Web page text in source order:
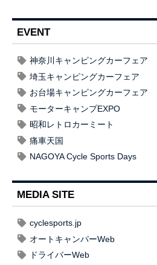
EVENT
神奈川キャンピングカーフェア
埼玉キャンピングカーフェア
お台場キャンピングカーフェア
モーターキャンプEXPO
昭和レトロカーミート
痛車天国
NAGOYA Cycle Sports Days
MEDIA SITE
cyclesports.jp
オートキャンパーWeb
ドライバーWeb